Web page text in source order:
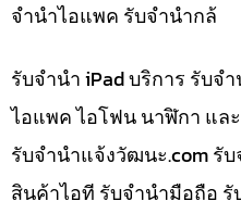
จำนำไอแพค รับจำนำกล้
รับจำนำ iPad บริการ รับ
ไอแพค ไอโฟน นาฬิกา แล
รับจํานําแจ้งวัฒนะ.com รั
สินค้าไอที รับจำนำมือถือ